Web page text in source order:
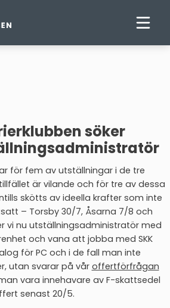
söker
för fem av utställningar i de tre
är vilande och för tre av dessa
skötts av ideella krafter som inte
– Torsby 30/7, Åsarna 7/8 och
vi nu utställningsadministratör med
och vana att jobba med SKK
för PC och i de fall man inte
utan svarar på vår offertförfrågan
vara innehavare av F-skattsedel
senast 20/5.